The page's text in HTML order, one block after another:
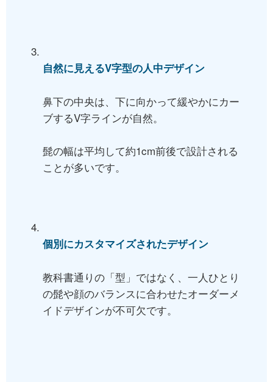
自然に見えるV字型の人中デザイン
鼻下の中央は、下に向かって緩やかにカー
ブするV字ラインが自然。
髭の幅は平均して約1cm前後で設計される
ことが多いです。
個別にカスタマイズされたデザイン
教科書通りの「型」ではなく、一人ひとり
の髭や顔のバランスに合わせたオーダーメ
イドデザインが不可欠です。